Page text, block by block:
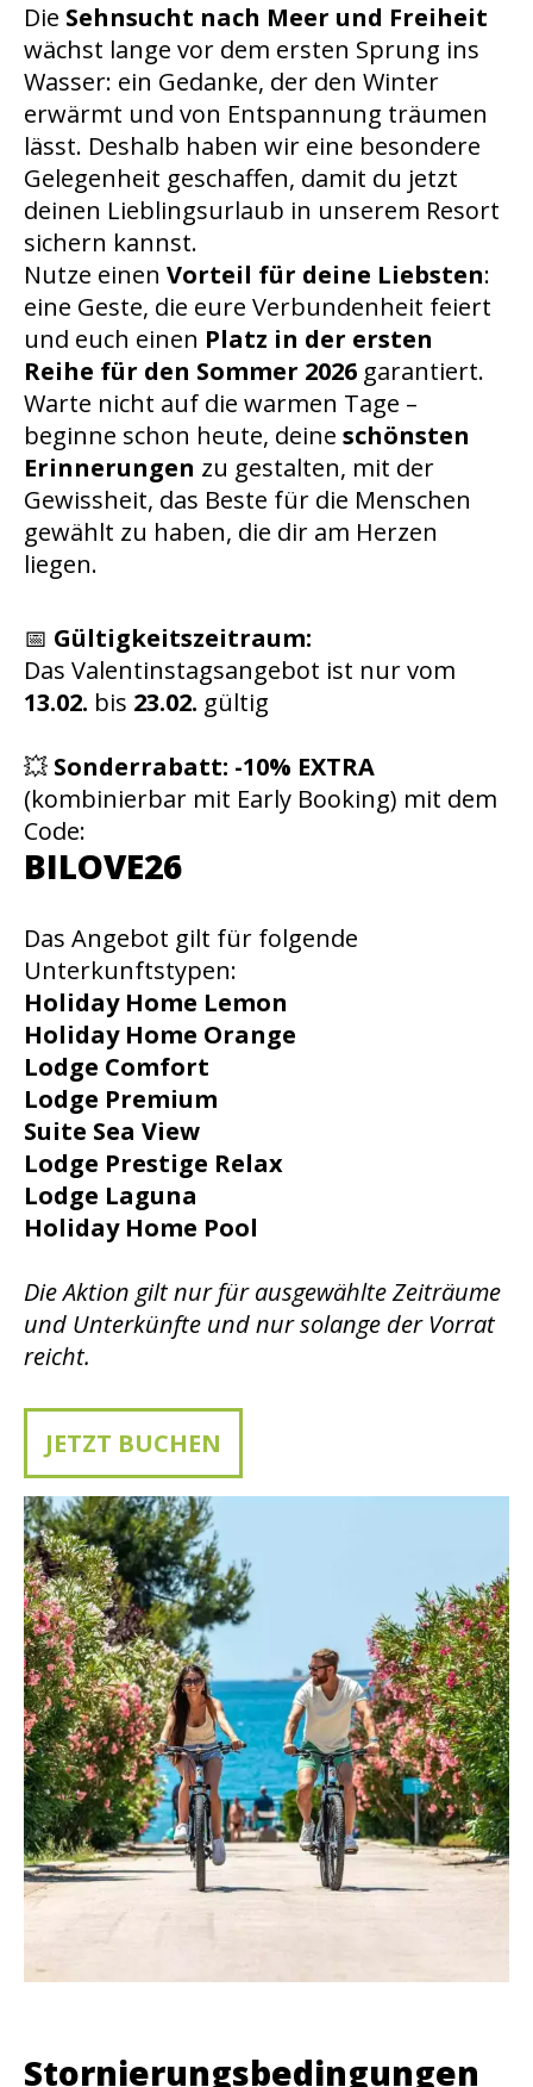
Die Sehnsucht nach Meer und Freiheit
wächst lange vor dem ersten Sprung ins
Wasser: ein Gedanke, der den Winter
erwärmt und von Entspannung träumen
lässt. Deshalb haben wir eine besondere
Gelegenheit geschaffen, damit du jetzt
deinen Lieblingsurlaub in unserem Resort
sichern kannst.
Nutze einen Vorteil für deine Liebsten:
eine Geste, die eure Verbundenheit feiert
und euch einen Platz in der ersten
Reihe für den Sommer 2026 garantiert.
Warte nicht auf die warmen Tage –
beginne schon heute, deine schönsten
Erinnerungen zu gestalten, mit der
Gewissheit, das Beste für die Menschen
gewählt zu haben, die dir am Herzen
liegen.
📅 Gültigkeitszeitraum:
Das Valentinstagsangebot ist nur vom
13.02. bis 23.02. gültig
💥 Sonderrabatt: -10% EXTRA
(kombinierbar mit Early Booking) mit dem
Code:
BILOVE26
Das Angebot gilt für folgende
Unterkunftstypen:
Holiday Home Lemon
Holiday Home Orange
Lodge Comfort
Lodge Premium
Suite Sea View
Lodge Prestige Relax
Lodge Laguna
Holiday Home Pool
Die Aktion gilt nur für ausgewählte Zeiträume
und Unterkünfte und nur solange der Vorrat
reicht.
JETZT BUCHEN
Stornierungsbedingungen